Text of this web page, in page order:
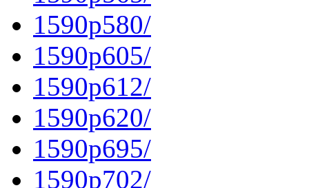
1590p580/
1590p605/
1590p612/
1590p620/
1590p695/
1590p702/